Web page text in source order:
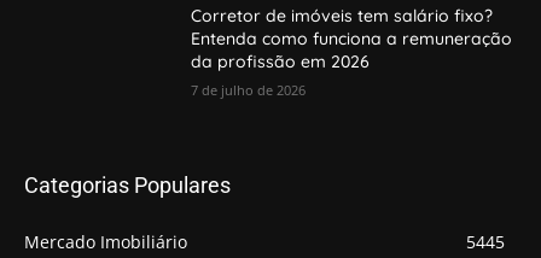
Corretor de imóveis tem salário fixo?
Entenda como funciona a remuneração
da profissão em 2026
7 de julho de 2026
Categorias Populares
Mercado Imobiliário
5445